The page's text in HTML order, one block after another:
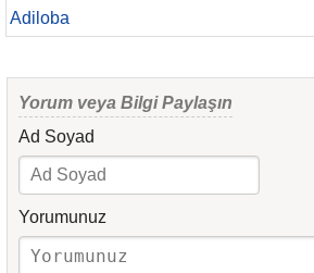
Adiloba
Yorum veya Bilgi Paylaşın
Ad Soyad
Yorumunuz